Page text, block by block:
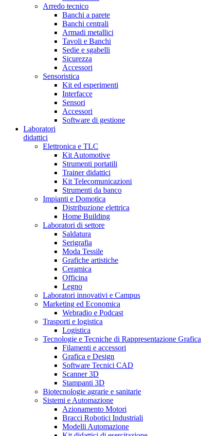
Arredo tecnico
Banchi a parete
Banchi centrali
Armadi metallici
Tavoli e Banchi
Sedie e sgabelli
Sicurezza
Accessori
Sensoristica
Kit ed esperimenti
Interfacce
Sensori
Accessori
Software di gestione
Laboratori
didattici
Elettronica e TLC
Kit Automotive
Strumenti portatili
Trainer didattici
Kit Telecomunicazioni
Strumenti da banco
Impianti e Domotica
Distribuzione elettrica
Home Building
Laboratori di settore
Saldatura
Serigrafia
Moda Tessile
Grafiche artistiche
Ceramica
Officina
Legno
Laboratori innovativi e Campus
Marketing ed Economica
Webradio e Podcast
Trasporti e logistica
Logistica
Tecnologie e Tecniche di Rappresentazione Grafica
Filamenti e accessori
Grafica e Design
Software Tecnici CAD
Scanner 3D
Stampanti 3D
Biotecnologie agrarie e sanitarie
Sistemi e Automazione
Azionamento Motori
Bracci Robotici Industriali
Modelli Automazione